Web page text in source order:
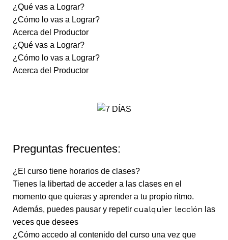
¿Qué vas a Lograr?
¿Cómo lo vas a Lograr?
Acerca del Productor
¿Qué vas a Lograr?
¿Cómo lo vas a Lograr?
Acerca del Productor
Preguntas frecuentes:
¿El curso tiene horarios de clases?
Tienes la libertad de acceder a las clases en el
momento que quieras y aprender a tu propio ritmo.
Además, puedes pausar y repetir cualquier lección las
veces que desees
¿Cómo accedo al contenido del curso una vez que